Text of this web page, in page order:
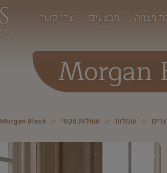
מצווה מבצעים צרי קשר
Morgan
שמלות שמלות מקסי Morgan Black